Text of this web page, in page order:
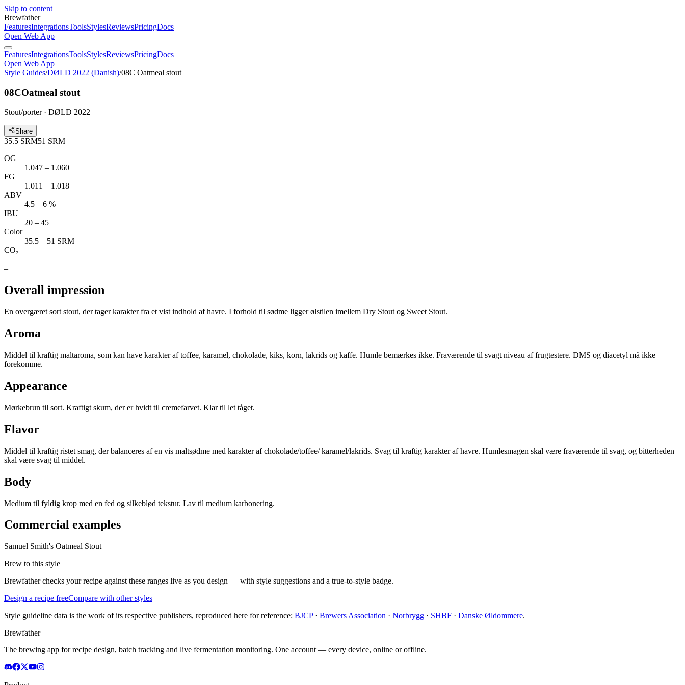
Skip to content
Brewfather
FeaturesIntegrationsToolsStylesReviewsPricingDocs
Open Web App
FeaturesIntegrationsToolsStylesReviewsPricingDocs
Open Web App
Style Guides/DØLD 2022 (Danish)/08C Oatmeal stout
08COatmeal stout
Stout/porter · DØLD 2022
Share
35.5 SRM51 SRM
OG
1.047 – 1.060
FG
1.011 – 1.018
ABV
4.5 – 6 %
IBU
20 – 45
Color
35.5 – 51 SRM
CO₂
–
–
Overall impression
En overgæret sort stout, der tager karakter fra et vist indhold af havre. I forhold til sødme ligger ølstilen imellem Dry Stout og Sweet Stout.
Aroma
Middel til kraftig maltaroma, som kan have karakter af toffee, karamel, chokolade, kiks, korn, lakrids og kaffe. Humle bemærkes ikke. Fraværende til svagt niveau af frugtestere. DMS og diacetyl må ikke
forekomme.
Appearance
Mørkebrun til sort. Kraftigt skum, der er hvidt til cremefarvet. Klar til let tåget.
Flavor
Middel til kraftig ristet smag, der balanceres af en vis maltsødme med karakter af chokolade/toffee/ karamel/lakrids. Svag til kraftig karakter af havre. Humlesmagen skal være fraværende til svag, og bitterheden
skal være svag til middel.
Body
Medium til fyldig krop med en fed og silkeblød tekstur. Lav til medium karbonering.
Commercial examples
Samuel Smith's Oatmeal Stout
Brew to this style
Brewfather checks your recipe against these ranges live as you design — with style suggestions and a true-to-style badge.
Design a recipe freeCompare with other styles
Style guideline data is the work of its respective publishers, reproduced here for reference: BJCP· Brewers Association · Norbrygg · SHBF · Danske Øldommere.
Brewfather
The brewing app for recipe design, batch tracking and live fermentation monitoring. One account — every device, online or offline.